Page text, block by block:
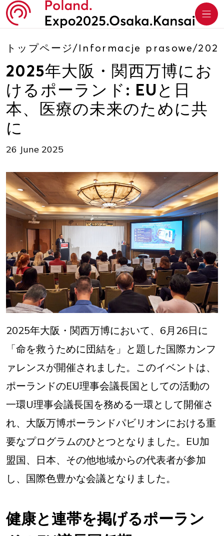
トップページ/Informacje prasowe/
2025年大阪・関西万博にお
けるポーランド: EUと日
本、医療の未来のために共
に
26 June 2025
2025年大阪・関西万博において、6月26日に
「命を救うために団結を」と題した国際カンフ
ァレンスが開催されました。このイベントは、
ポーランドのEU理事会議長国としての活動の
一環U理事会議長国を務める一環として開催さ
れ、大阪万博ポーランドパビリオンにおける重
要なプログラムのひとつとなりました。EU加
盟国、日本、その他地域からの代表者が参加
し、国際色豊かな会議となりました。
健康と連帯を掲げるポーラン